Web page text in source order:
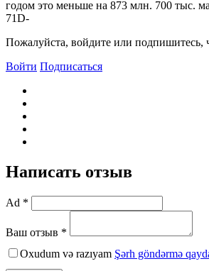
годом это меньше на 873 млн. 700 тыс.
71D-
Пожалуйста, войдите или подпишитесь,
Войти Подписаться
Написать отзыв
Ad *
Ваш отзыв *
Oxudum və razıyam Şərh göndərmə